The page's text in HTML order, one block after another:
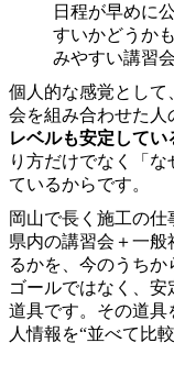
日程が早めに
すいかどうか
みやすい講習
個人的な感覚として
会を組み合わせた人
レベルも安定してい
り方だけでなく「
ているからです。
岡山で長く施工の
県内の講習会＋一
るかを、今のうち
ゴールではなく、
道具です。その道具
人情報を“並べて比